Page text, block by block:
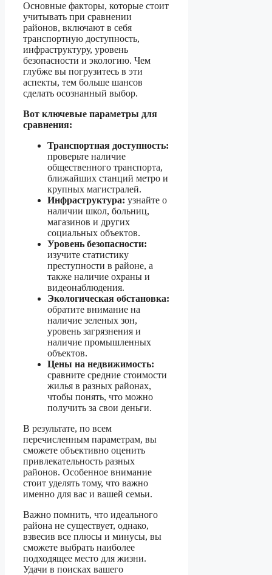
Основные факторы, которые стоит
учитывать при сравнении
районов, включают в себя
транспортную доступность,
инфраструктуру, уровень
безопасности и экологию. Чем
глубже вы погрузитесь в эти
аспекты, тем больше шансов
сделать осознанный выбор.
Вот ключевые параметры для
сравнения:
Транспортная доступность:
проверьте наличие
общественного транспорта,
ближайших станций метро и
крупных магистралей.
Инфраструктура: узнайте о
наличии школ, больниц,
магазинов и других
социальных объектов.
Уровень безопасности:
изучите статистику
преступности в районе, а
также наличие охраны и
видеонаблюдения.
Экологическая обстановка:
обратите внимание на
наличие зеленых зон,
уровень загрязнения и
наличие промышленных
объектов.
Цены на недвижимость:
сравните средние стоимости
жилья в разных районах,
чтобы понять, что можно
получить за свои деньги.
В результате, по всем
перечисленным параметрам, вы
сможете объективно оценить
привлекательность разных
районов. Особенное внимание
стоит уделять тому, что важно
именно для вас и вашей семьи.
Важно помнить, что идеального
района не существует, однако,
взвесив все плюсы и минусы, вы
сможете выбрать наиболее
подходящее место для жизни.
Удачи в поисках вашего